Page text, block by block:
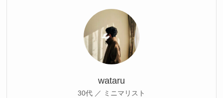
wataru
30代 ／ ミニマリスト